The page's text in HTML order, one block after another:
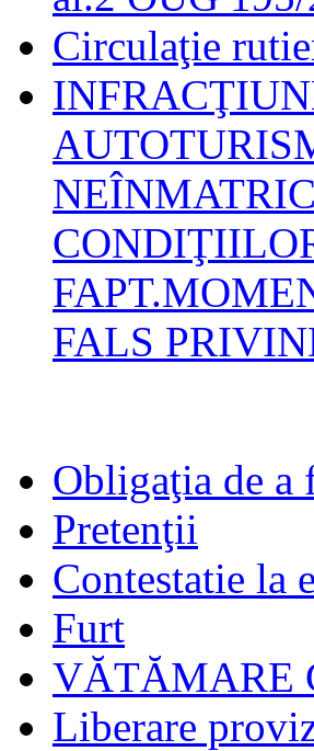
Circulaţie
FALS
Obligaţia de a
Pretenţii
Contestatie la
Furt
VĂTĂMARE
Liberare